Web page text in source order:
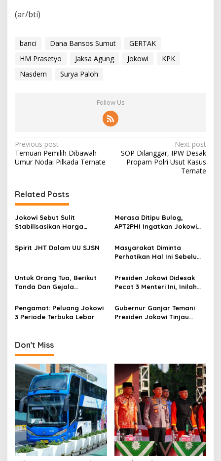
(ar/bti)
banci Dana Bansos Sumut
GERTAK
HM Prasetyo
Jaksa Agung Jokowi
KPK
Nasdem
Surya Paloh
Follow Us
P
o
t
n
a
v
i
t
o
Previous post
Temuan Pemilih Dibawah
Umur Nodai Pilkada Ternate
Next post
SOP Dilanggar, IPW Desak
Propam Polri Usut Kasus
Ternate
Related Posts
Jokowi Sebut Sulit
Stabilisasikan Harga
Asal Ada Kemauan Serius!
Merasa Ditipu Bulog,
APT2PHI Ingatkan Jokowi
Harga Beras Nasional
Spirit JHT Dalam UU SJSN
Masyarakat Diminta
Perhatikan Hal Ini Sebelum
Untuk Orang Tua, Berikut
Tanda Dan Gejala
Anak
Presiden Jokowi Didesak
Pecat 3 Menteri Ini, Inilah
Pengamat: Peluang Jokowi
3 Periode Terbuka Lebar
Gubernur Ganjar Temani
Presiden Jokowi Tinjau
Don't Miss